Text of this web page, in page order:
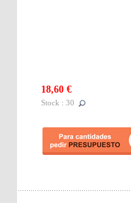
18,60 €
Stock : 30